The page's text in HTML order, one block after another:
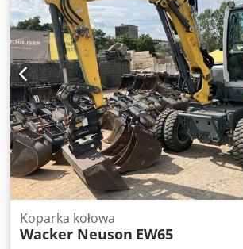
Koparka kołowa
Wacker Neuson EW65